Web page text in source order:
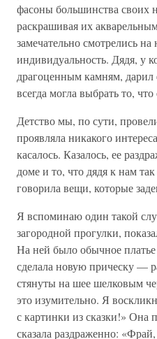
фасоны большинства своих
раскрашивая их
замечательно смотрелись
индивидуальность. Дядя, у
драгоценным камням,
всегда могла выбрать то,
Детство мы, по сути,
проявляла никакого
касалось. Казалось, ее
доме и то, что дядя к нам
говорила вещи, которые
Я вспоминаю один такой
загородной прогулки,
На ней было обычное
сделала новую прическу —
стянуты на шее шелковым
это изумительно. Я
с картинки из сказки!» Она
сказала раздраженно: